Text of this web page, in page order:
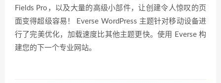
Fields Pro，以及大量的高级小部件，让创建令人惊叹的页
面变得超级容易！ Everse WordPress 主题针对移动设备进
行了完美优化，加载速度比其他主题更快。使用 Everse 构
建您的下一个专业网站。